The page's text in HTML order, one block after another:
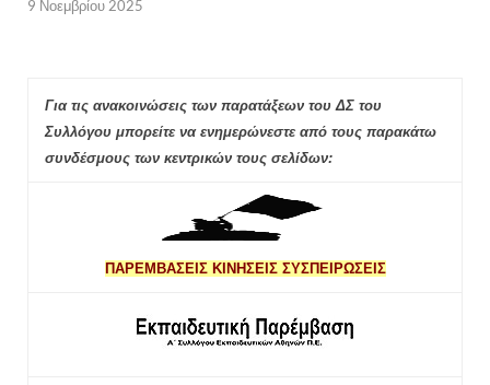
9 Νοεμβρίου 2025
Για τις ανακοινώσεις των παρατάξεων του ΔΣ του
Συλλόγου μπορείτε να ενημερώνεστε από τους παρακάτω
συνδέσμους των κεντρικών τους σελίδων:
ΠΑΡΕΜΒΑΣΕΙΣ ΚΙΝΗΣΕΙΣ ΣΥΣΠΕΙΡΩΣΕΙΣ